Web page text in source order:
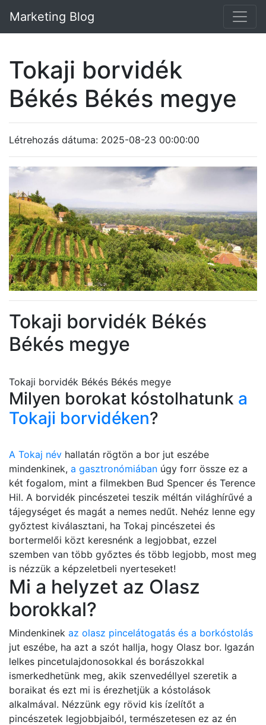
Marketing Blog
Tokaji borvidék
Békés Békés megye
Létrehozás dátuma: 2025-08-23 00:00:00
Tokaji borvidék Békés
Békés megye
Tokaji borvidék Békés Békés megye
Milyen borokat kóstolhatunk a
Tokaji borvidéken?
A Tokaj név hallatán rögtön a bor jut eszébe
mindenkinek, a gasztronómiában úgy forr össze ez a
két fogalom, mint a filmekben Bud Spencer és Terence
Hil. A borvidék pincészetei teszik méltán világhírűvé a
tájegységet és magát a nemes nedűt. Nehéz lenne egy
győztest kiválasztani, ha Tokaj pincészetei és
bortermelői közt keresnénk a legjobbat, ezzel
szemben van több győztes és több legjobb, most meg
is nézzük a képzeletbeli nyerteseket!
Mi a helyzet az Olasz
borokkal?
Mindenkinek az olasz pincelátogatás és a borkóstolás
jut eszébe, ha azt a szót hallja, hogy Olasz bor. Igazán
lelkes pincetulajdonosokkal és borászokkal
ismerkedhetünk meg, akik szenvedéllyel szeretik a
boraikat és ezt mi is érezhetjük a kóstolások
alkalmával. Nézzünk egy rövid kis ízelítőt a
pincészetek legjobbjaiból, természetesen ez az én